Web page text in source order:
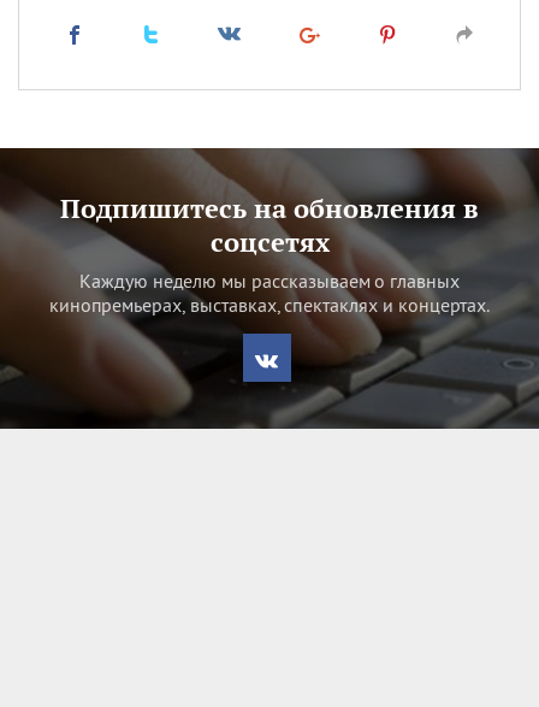
Подпишитесь на обновления в
соцсетях
Каждую неделю мы рассказываем о главных
кинопремьерах, выставках, спектаклях и концертах.